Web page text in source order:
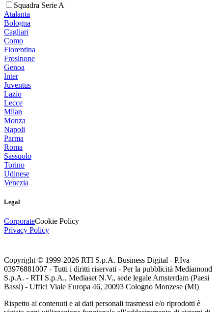
Squadra Serie A
Atalanta
Bologna
Cagliari
Como
Fiorentina
Frosinone
Genoa
Inter
Juventus
Lazio
Lecce
Milan
Monza
Napoli
Parma
Roma
Sassuolo
Torino
Udinese
Venezia
Legal
CorporateCookie Policy
Privacy Policy
Copyright © 1999-2026 RTI S.p.A. Business Digital - P.Iva
03976881007 - Tutti i diritti riservati - Per la pubblicità Mediamond
S.p.A. - RTI S.p.A., Mediaset N.V., sede legale Amsterdam (Paesi
Bassi) - Uffici Viale Europa 46, 20093 Cologno Monzese (MI)
Rispetto ai contenuti e ai dati personali trasmessi e/o riprodotti è